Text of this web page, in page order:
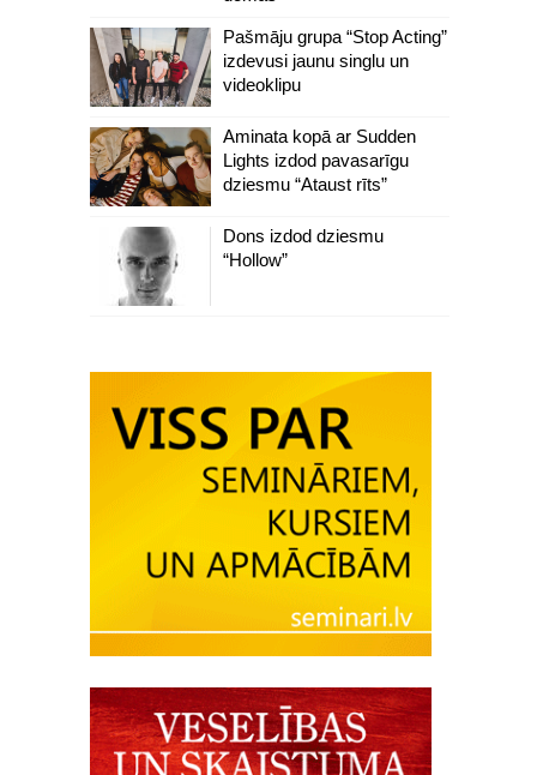
Pašmāju grupa “Stop Acting”
izdevusi jaunu singlu un
videoklipu
Aminata kopā ar Sudden
Lights izdod pavasarīgu
dziesmu “Ataust rīts”
Dons izdod dziesmu
“Hollow”